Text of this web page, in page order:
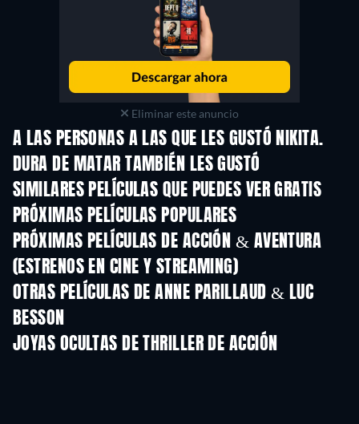
Eliminar este anuncio
A LAS PERSONAS A LAS QUE LES GUSTÓ NIKITA.
DURA DE MATAR TAMBIÉN LES GUSTÓ
SIMILARES PELÍCULAS QUE PUEDES VER GRATIS
PRÓXIMAS PELÍCULAS POPULARES
PRÓXIMAS PELÍCULAS DE ACCIÓN & AVENTURA
(ESTRENOS EN CINE Y STREAMING)
OTRAS PELÍCULAS DE ANNE PARILLAUD & LUC
BESSON
JOYAS OCULTAS DE THRILLER DE ACCIÓN
TV